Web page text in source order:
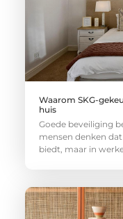
Waarom SKG-
huis
Goede beveiliging
mensen denken
biedt, maar in